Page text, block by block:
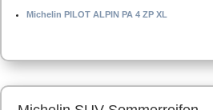
Michelin PILOT ALPIN PA 4 ZP XL